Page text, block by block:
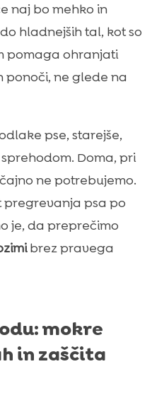
naj bo mehko in
hladnejših tal, kot so
pomaga ohranjati
ponoči, ne glede na
pse, starejše,
Doma, pri
ne potrebujemo.
pregrevanja psa po
je, da preprečimo
brez pravega
mokre
in zaščita